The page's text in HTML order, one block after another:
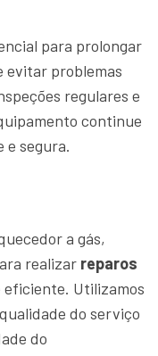
para prolongar
evitar problemas
regulares e
continue
e segura.
a gás,
realizar reparos
eficiente. Utilizamos
do serviço
do